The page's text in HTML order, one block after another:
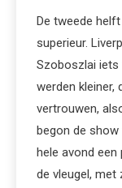
De tweede
superieur.
Szoboszlai iets
werden kleiner,
vertrouwen,
begon de show
hele avond een
de vleugel, met